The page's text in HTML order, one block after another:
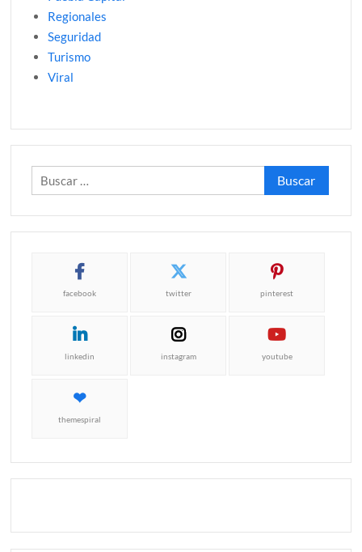
Regionales
Seguridad
Turismo
Viral
Buscar:
facebook twitter pinterest
linkedin instagram youtube
themespiral